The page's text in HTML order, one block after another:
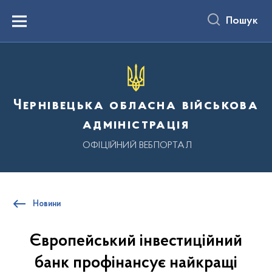
вмістуMenu Пошук
Чернівецька обласна військова
адміністрація
ОФІЦІЙНИЙ ВЕБПОРТАЛ
Новини
Європейський інвестиційний
банк профінансує найкращі